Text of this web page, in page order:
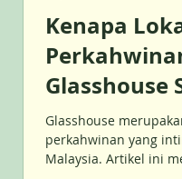
Kenapa
Glasshouse
untuk
Malaysia
Glasshouse
perkahwinan yang
Malaysia. Artikel ini